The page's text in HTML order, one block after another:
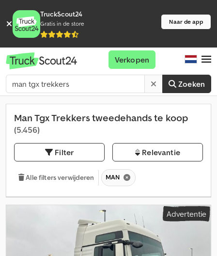
TruckScout24
Gratis in de store Naar de app
Zoeken
Verkopen
Man Tgx Trekkers tweedehands te koop
(5.456)
Filter Relevantie
Alle filters verwijderen MAN
Advertentie